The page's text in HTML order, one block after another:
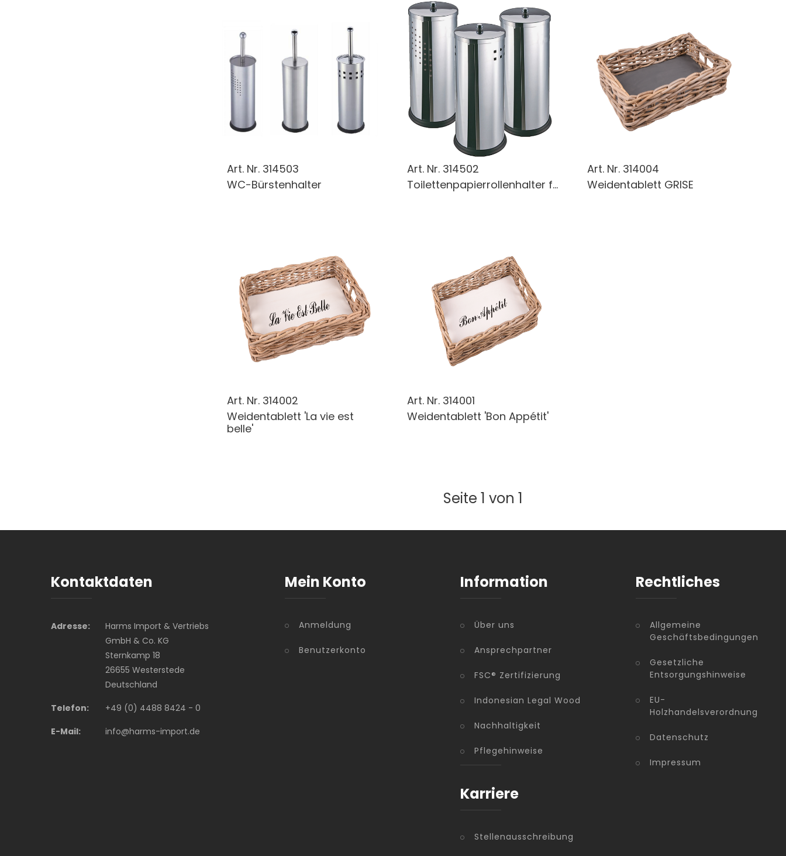
Art. Nr. 314503
WC-Bürstenhalter
Art. Nr. 314502
Toilettenpapierrollenhalter f...
Art. Nr. 314004
Weidentablett GRISE
Art. Nr. 314002
Weidentablett 'La vie est
belle'
Art. Nr. 314001
Weidentablett 'Bon Appétit'
Seite 1 von 1
Kontaktdaten
Adresse:
Harms Import & Vertriebs
GmbH & Co. KG
Sternkamp 18
26655 Westerstede
Deutschland
Telefon:
+49 (0) 4488 8424 - 0
E-Mail:
info@harms-import.de
Mein Konto
Anmeldung
Benutzerkonto
Information
Über uns
Ansprechpartner
FSC® Zertifizierung
Indonesian Legal Wood
Nachhaltigkeit
Pflegehinweise
Karriere
Stellenausschreibung
Rechtliches
Allgemeine
Geschäftsbedingungen
Gesetzliche
Entsorgungshinweise
EU-
Holzhandelsverordnung
Datenschutz
Impressum